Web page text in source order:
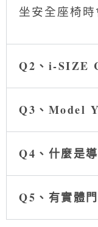
坐安全座椅
Q2、i-SIZE
Q3、Model
Q4、什麼是
Q5、有實體